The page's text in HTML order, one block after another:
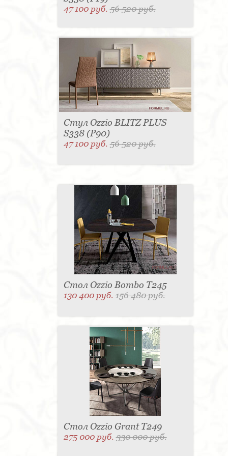
47 100 руб.56 520 руб.
Стул Ozzio BLITZ PLUS
S338 (P90)
47 100 руб.56 520 руб.
Стол Ozzio Bombo T245
130 400 руб.156 480 руб.
Стол Ozzio Grant T249
275 000 руб.330 000 руб.